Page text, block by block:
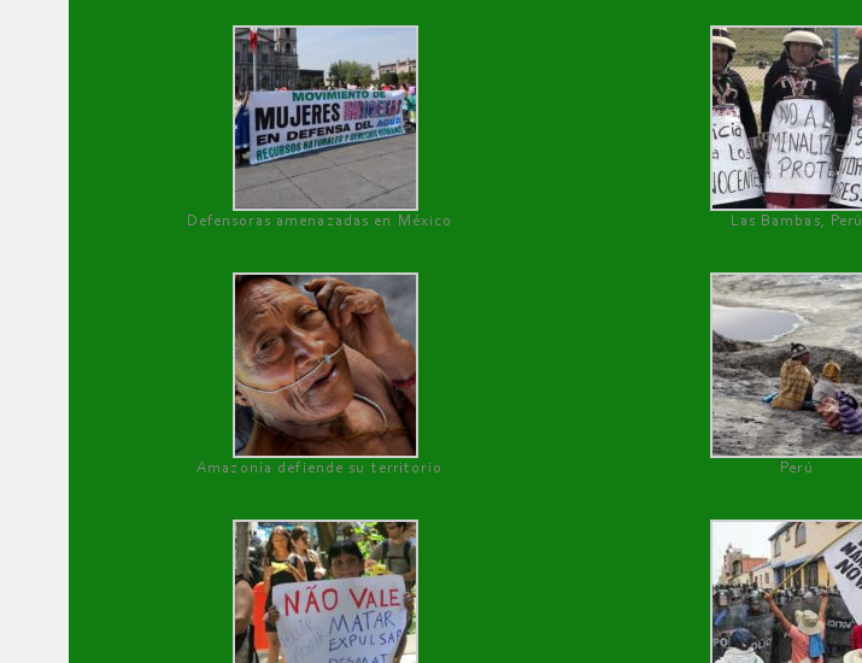
Defensoras amenazadas en México Las Bambas, Perú
Amazonía defiende su territorio Perú